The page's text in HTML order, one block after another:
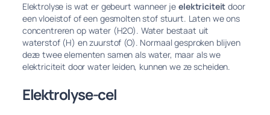
Elektrolyse is wat er gebeurt wanneer jeelektriciteit door
een vloeistof of een gesmolten stof stuurt. Laten we ons
concentreren op water (H2O). Water bestaat uit
waterstof (H) en zuurstof (O). Normaal gesproken blijven
deze twee elementen samen als water, maar als we
elektriciteit door water leiden, kunnen we ze scheiden.
Elektrolyse-cel